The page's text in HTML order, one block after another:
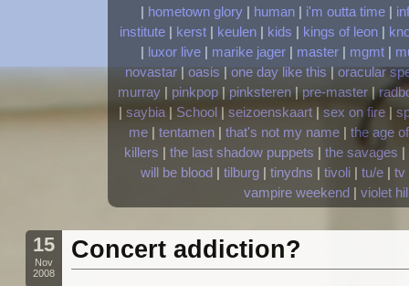
hometown glory| human| i'm outta time|
institute| kerst| keulen| kids kings of leon|
luxor live| marike jager| master| mgmt|
novastar| oasis one day like this
oracular
murray| pinkpop| pinksteren| pre-master|
saybia| School seizoenskaart| sex on fire|
me| tentamen| that's not my name| the age
killers
the last shadow puppets the savages
will be blood
tilburg| tinydns tivoli| tu/e| tv
vampire weekend
violet
15
Nov
2008
Concert addiction?